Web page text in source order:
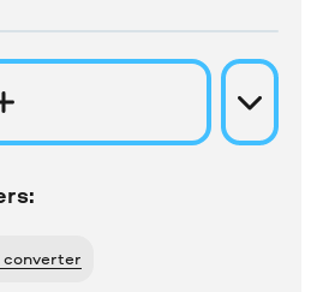
converter